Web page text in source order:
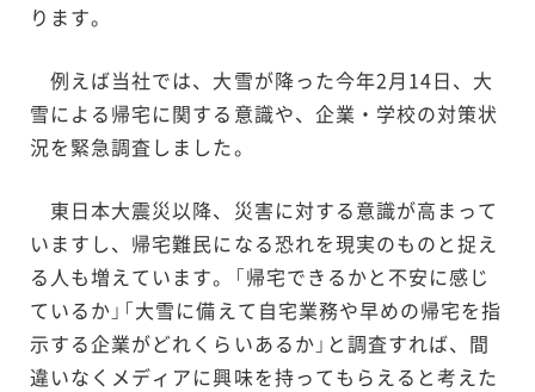
ります。
例えば当社では、大雪が降った今年2月14日、大
雪による帰宅に関する意識や、企業・学校の対策状
況を緊急調査しました。
東日本大震災以降、災害に対する意識が高まって
いますし、帰宅難民になる恐れを現実のものと捉え
る人も増えています。「帰宅できるかと不安に感じ
ているか」「大雪に備えて自宅業務や早めの帰宅を指
示する企業がどれくらいあるか」と調査すれば、間
違いなくメディアに興味を持ってもらえると考えた